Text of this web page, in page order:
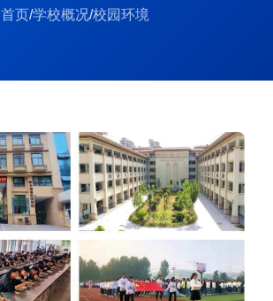
首页/学校概况/校园环境